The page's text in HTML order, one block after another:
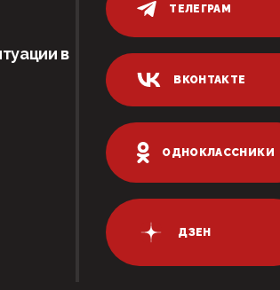
в
ТЕЛЕГРАМ
ВКОНТАКТЕ
ОДНОКЛАССНИКИ
ДЗЕН